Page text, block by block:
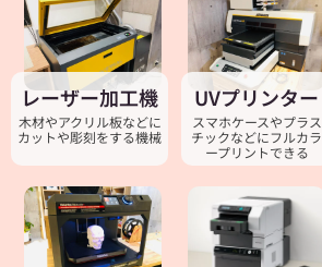
レーザー加工機
木材やアクリル板などに
カットや彫刻をする機械
UVプリンター
スマホケースやプラス
チックなどにフルカラ
ープリントできる